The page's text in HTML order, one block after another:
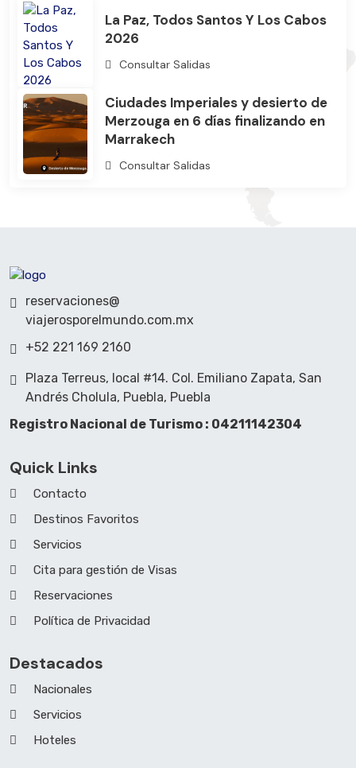
La Paz, Todos Santos Y Los Cabos
2026
Consultar Salidas
Ciudades Imperiales y desierto de
Merzouga en 6 días finalizando en
Marrakech
Consultar Salidas
reservaciones@
viajerosporelmundo.com.mx
+52 221 169 2160
Plaza Terreus, local #14. Col. Emiliano Zapata, San
Andrés Cholula, Puebla, Puebla
Registro Nacional de Turismo : 04211142304
Quick Links
Contacto
Destinos Favoritos
Servicios
Cita para gestión de Visas
Reservaciones
Política de Privacidad
Destacados
Nacionales
Servicios
Hoteles